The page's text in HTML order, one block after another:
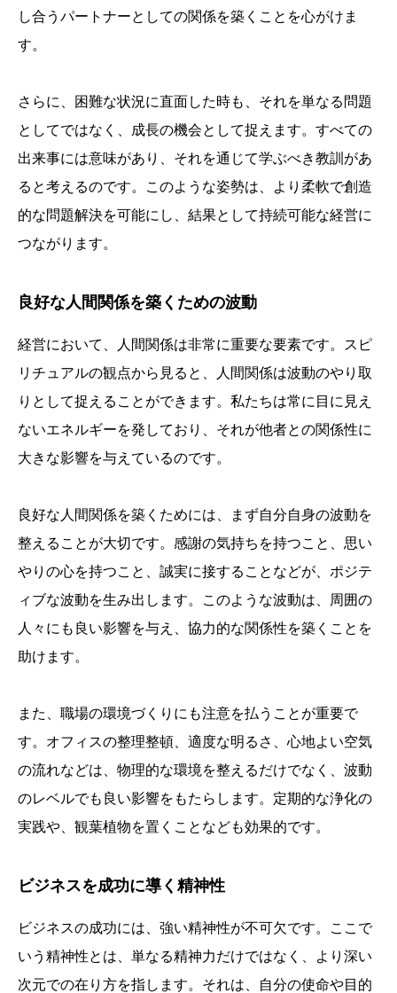
し合うパートナーとしての関係を築くことを心がけま
す。
さらに、困難な状況に直面した時も、それを単なる問題
としてではなく、成長の機会として捉えます。すべての
出来事には意味があり、それを通じて学ぶべき教訓があ
ると考えるのです。このような姿勢は、より柔軟で創造
的な問題解決を可能にし、結果として持続可能な経営に
つながります。
良好な人間関係を築くための波動
経営において、人間関係は非常に重要な要素です。スピ
リチュアルの観点から見ると、人間関係は波動のやり取
りとして捉えることができます。私たちは常に目に見え
ないエネルギーを発しており、それが他者との関係性に
大きな影響を与えているのです。
良好な人間関係を築くためには、まず自分自身の波動を
整えることが大切です。感謝の気持ちを持つこと、思い
やりの心を持つこと、誠実に接することなどが、ポジテ
ィブな波動を生み出します。このような波動は、周囲の
人々にも良い影響を与え、協力的な関係性を築くことを
助けます。
また、職場の環境づくりにも注意を払うことが重要で
す。オフィスの整理整頓、適度な明るさ、心地よい空気
の流れなどは、物理的な環境を整えるだけでなく、波動
のレベルでも良い影響をもたらします。定期的な浄化の
実践や、観葉植物を置くことなども効果的です。
ビジネスを成功に導く精神性
ビジネスの成功には、強い精神性が不可欠です。ここで
いう精神性とは、単なる精神力だけではなく、より深い
次元での在り方を指します。それは、自分の使命や目的